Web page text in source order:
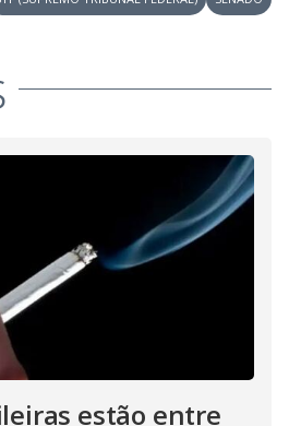
V
i
d
o
estão entre